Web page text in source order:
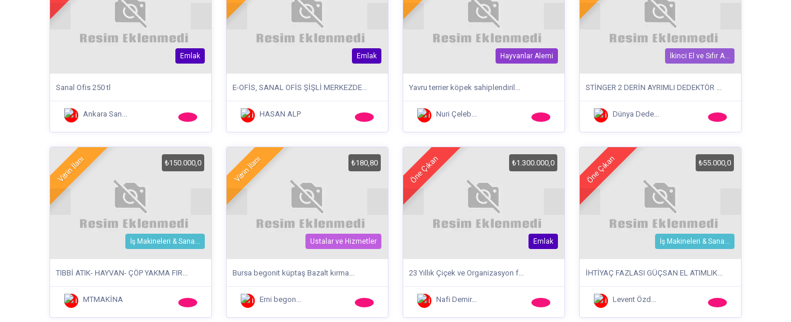
Emlak
Sanal Ofis 250 tl
Ankara San...
Emlak
E-OFİS, SANAL OFİS ŞİŞLİ MERKEZDE...
HASAN ALP
Hayvanlar Alemi
Yavru terrier köpek sahiplendiril...
Nuri Çeleb...
İkinci El ve Sıfır A...
STİNGER 2 DERİN AYRIMLI DEDEKTÖR ...
Dünya Dede...
Vitrin İlanı
İş Makineleri & Sana...
₺150.000,0
TIBBİ ATIK- HAYVAN- ÇÖP YAKMA FIR...
MTMAKİNA
Vitrin İlanı
Ustalar ve Hizmetler
₺180,80
Bursa begonit küptaş Bazalt kırma...
Erni begon...
Öne Çıkan
Emlak
₺1.300.000,0
23 Yıllık Çiçek ve Organizasyon f...
Nafi Demir...
Öne Çıkan
İş Makineleri & Sana...
₺55.000,0
İHTİYAÇ FAZLASI GÜÇSAN EL ATIMLIK...
Levent Özd...